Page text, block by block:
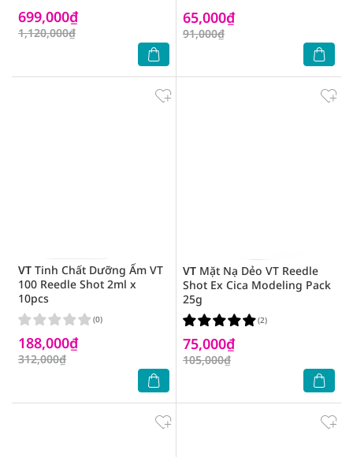
699,000₫
1,120,000₫
65,000₫
91,000₫
VT Tinh Chất Dưỡng Ẩm VT
100 Reedle Shot 2ml x
10pcs
188,000₫
312,000₫
(0)
VT Mặt Nạ Dẻo VT Reedle
Shot Ex Cica Modeling Pack
25g
75,000₫
105,000₫
(2)